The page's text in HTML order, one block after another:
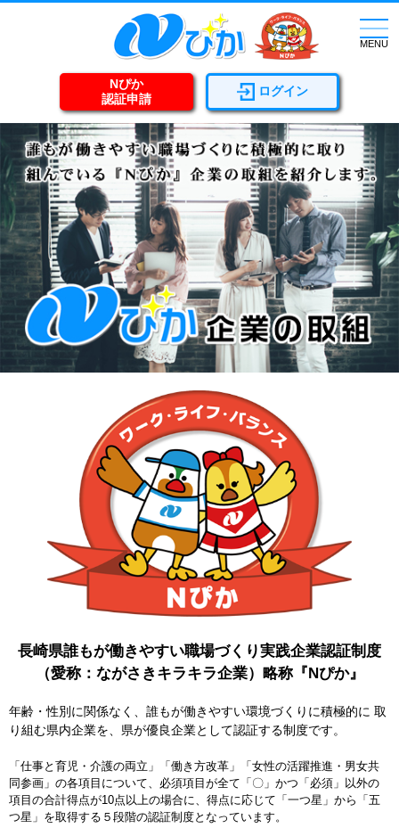
Nぴか
認証申請
ログイン
MENU
長崎県誰もが働きやすい職場づくり実践企業認証制度
（愛称：ながさきキラキラ企業）略称『Nぴか』
年齢・性別に関係なく、誰もが働きやすい環境づくりに積極的に 取
り組む県内企業を、県が優良企業として認証する制度です。
「仕事と育児・介護の両立」「働き方改革」「女性の活躍推進・男女共
同参画」の各項目について、必須項目が全て「〇」かつ「必須」以外の
項目の合計得点が10点以上の場合に、得点に応じて「一つ星」から「五
つ星」を取得する５段階の認証制度となっています。